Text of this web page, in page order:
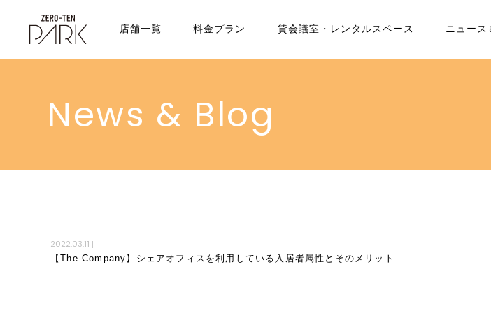
店舗一覧 料金プラン 貸会議室・レンタルスペース ニュース
News & Blog
2022.03.11
【The Company】シェアオフィスを利用している入居者属性とそのメリット